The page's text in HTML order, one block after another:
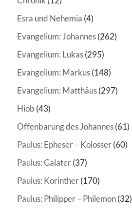
Esra und Nehemia (4)
Evangelium: Johannes(262)
Evangelium: Lukas(295)
Evangelium: Markus(148)
Evangelium: Matthäus(297)
Hiob (43)
Offenbarung des Johannes(61)
Paulus: Epheser – Kolosser(60)
Paulus: Galater(37)
Paulus: Korinther(170)
Paulus: Philipper – Philemon(32)